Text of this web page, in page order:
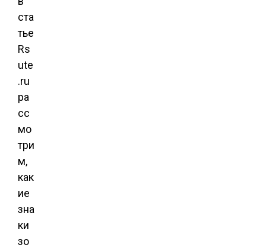
ста
тье
Rs
ute
.ru
ра
сс
мо
три
м,
как
ие
зна
ки
зо